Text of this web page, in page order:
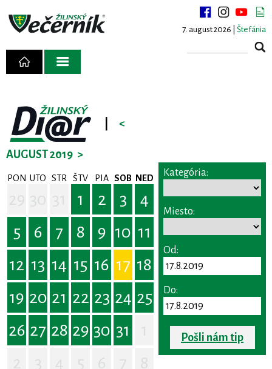
7. august 2026 | Štefánia
<
AUGUST 2019 >
PON UTO STR ŠTV PIA SOB NED
1 2 3
4
5
6 7 8 9 10 11
12 13 14 15 16 17 18
19 20 21 22 23 24 25
26 27 28 29 30 31
Kategória:
Miesto:
Od:
Do:
Pošli nám tip